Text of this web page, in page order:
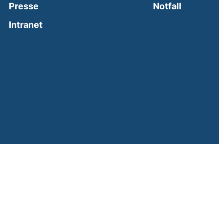
Presse
Intranet(external link, opens in a new window)
Notfall